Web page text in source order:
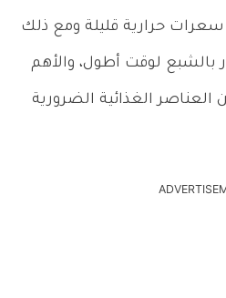
سعرات حرارية قليلة ومع ذلك
بالشبع لوقت أطول، والأهم
العناصر الغذائية الضرورية